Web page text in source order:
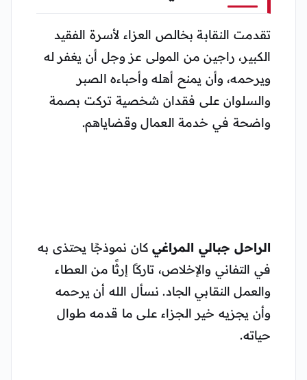
تقدمت النقابة بخالص العزاء لأسرة الفقيد
الكبير، راجين من المولى عز وجل أن يغفر له
ويرحمه، وأن يمنح أهله وأحباءه الصبر
والسلوان على فقدان شخصية تركت بصمة
واضحة في خدمة العمال وقضاياهم.
الراحل جبالي المراغي كان نموذجًا يحتذى به
في التفاني والإخلاص، تاركًا إرثًا من العطاء
والعمل النقابي الجاد. نسأل الله أن يرحمه
وأن يجزيه خير الجزاء على ما قدمه طوال
حياته.